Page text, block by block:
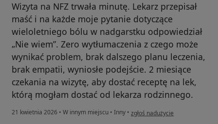
Wizyta na NFZ trwała minutę. Lekarz przepisał
maść i na każde moje pytanie dotyczące
wieloletniego bólu w nadgarstku odpowiedział
„Nie wiem”. Zero wytłumaczenia z czego może
wynikać problem, brak dalszego planu leczenia,
brak empatii, wyniosłe podejście. 2 miesiące
czekania na wizytę, aby dostać receptę na lek,
którą mogłam dostać od lekarza rodzinnego.
21 kwietnia 2026 • W innym miejscu • Inny • w opinii użytkownika Natalia
zgłoś nadużycie